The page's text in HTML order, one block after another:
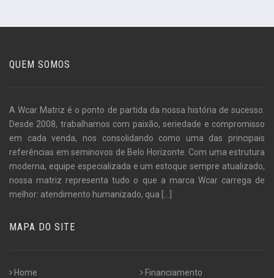
QUEM SOMOS
A Wcar Matriz é o ponto de partida da nossa história de sucesso.
Desde 2008, trabalhamos com paixão, seriedade e compromisso
em cada venda, nos consolidando como uma das principais
referências em seminovos de Belo Horizonte. Com uma estrutura
moderna, equipe especializada e um estoque sempre atualizado,
nossa matriz representa tudo o que a marca Wcar carrega de
melhor: atendimento humanizado, qua [...]
MAPA DO SITE
Home Financiamento